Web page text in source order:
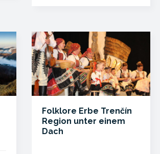
Folklore Erbe Trenčín
Region unter einem
Dach